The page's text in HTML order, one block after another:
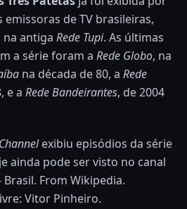
de TV brasileiras,
na antiga Rede Tupi. As últimas
a série foram a Rede Globo, na
na década de 80, a Rede
e a Rede Bandeirantes, de 2004
exibiu episódios da série
ainda pode ser visto no canal
From Wikipedia.
Vitor Pinheiro.